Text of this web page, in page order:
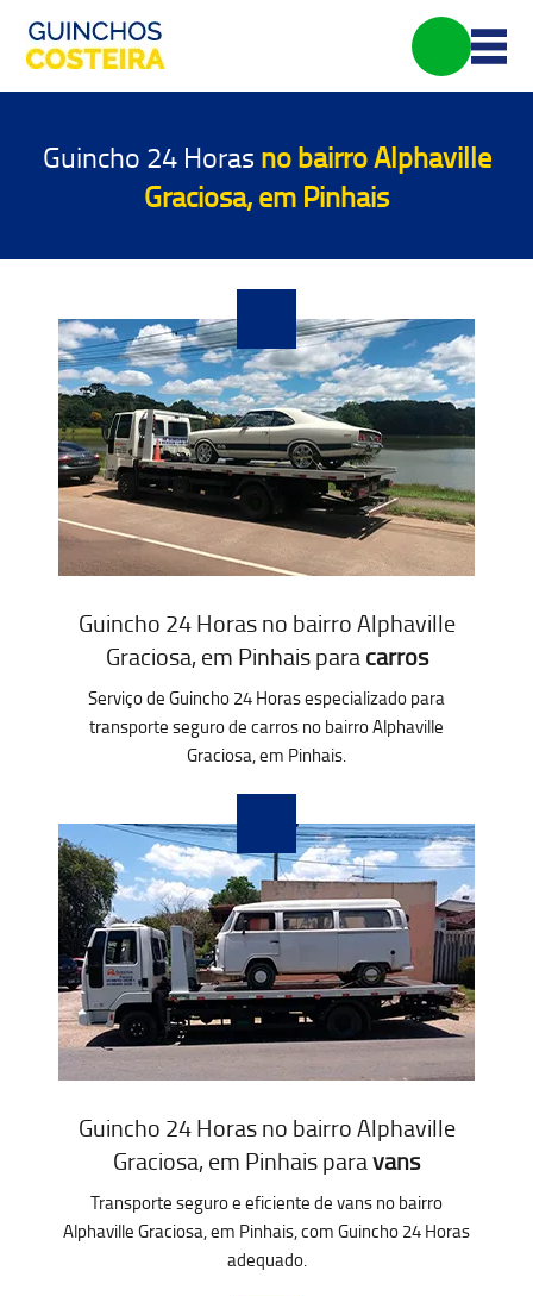
Guincho 24 Horas no bairro Alphaville
Graciosa, em Pinhais
Guincho 24 Horas no bairro Alphaville
Graciosa, em Pinhais paracarros
Serviço de Guincho 24 Horas especializado para
transporte seguro de carros no bairro Alphaville
Graciosa, em Pinhais.
Guincho 24 Horas no bairro Alphaville
Graciosa, em Pinhais paravans
Transporte seguro e eficiente de vans no bairro
Alphaville Graciosa, em Pinhais, com Guincho 24 Horas
adequado.